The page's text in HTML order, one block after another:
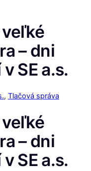
– dni
SE a.s.
, Tlačová správa
– dni
SE a.s.